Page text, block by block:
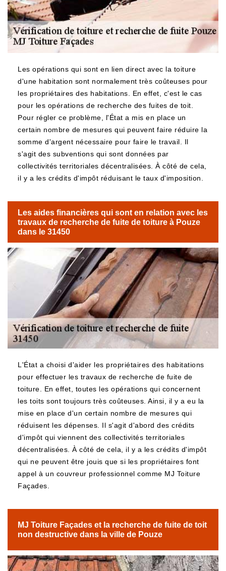
Les opérations qui sont en lien direct avec la toiture
d'une habitation sont normalement très coûteuses pour
les propriétaires des habitations. En effet, c'est le cas
pour les opérations de recherche des fuites de toit.
Pour régler ce problème, l'État a mis en place un
certain nombre de mesures qui peuvent faire réduire la
somme d'argent nécessaire pour faire le travail. Il
s'agit des subventions qui sont données par
collectivités territoriales décentralisées. À côté de cela,
il y a les crédits d'impôt réduisant le taux d'imposition.
Les aides financières qui sont en relation avec les
travaux de recherche de fuite de toiture à Pouze
dans le 31450
L'État a choisi d'aider les propriétaires des habitations
pour effectuer les travaux de recherche de fuite de
toiture. En effet, toutes les opérations qui concernent
les toits sont toujours très coûteuses. Ainsi, il y a eu la
mise en place d'un certain nombre de mesures qui
réduisent les dépenses. Il s'agit d'abord des crédits
d'impôt qui viennent des collectivités territoriales
décentralisées. À côté de cela, il y a les crédits d'impôt
qui ne peuvent être jouis que si les propriétaires font
appel à un couvreur professionnel comme MJ Toiture
Façades.
MJ Toiture Façades et la recherche de fuite de toit
non destructive dans la ville de Pouze